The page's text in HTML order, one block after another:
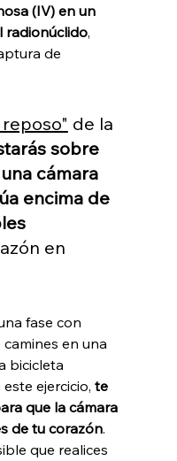
(IV) en un
radionúclido,
de
de la
sobre
cámara
encima de
en
fase con
en una
bicicleta
ejercicio, te
que la cámara
de tu corazón.
que realices